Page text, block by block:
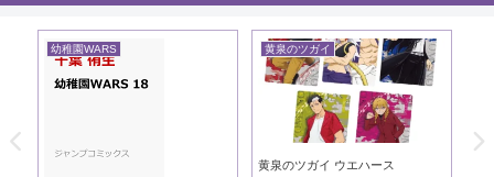
幼稚園WARS 黄泉のツガイ
黄泉のツガイ ウエハース